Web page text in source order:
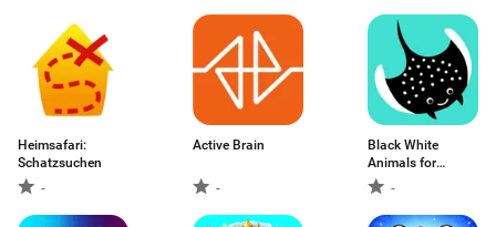
Heimsafari:
Schatzsuchen
-
Active Brain
-
Black White
Animals for
Babies
-